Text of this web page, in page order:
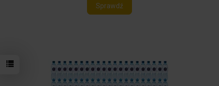
Sprawdź